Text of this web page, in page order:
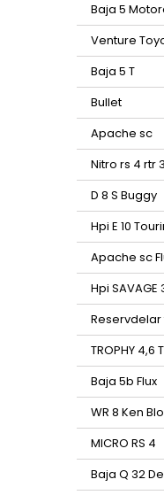
Baja 5
Venture
Baja 5 T
Bullet
Apache sc
Nitro rs 4 rtr
D 8 S Buggy
Hpi E 10
Apache sc
Hpi SAVAGE
Reservdelar
TROPHY 4,6
Baja 5b Flux
WR 8 Ken
MICRO RS 4
Baja Q 32